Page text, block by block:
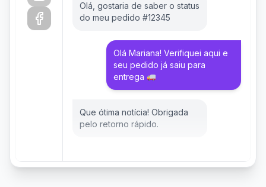
Olá, gostaria de saber o status
do meu pedido #12345
Olá Mariana! Verifiquei aqui e
seu pedido já saiu para
entrega
Que ótima notícia! Obrigada
pelo retorno rápido.